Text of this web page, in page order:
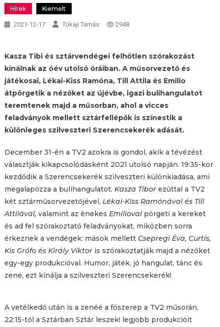
Hírek Kiemelt
2021-12-17 Tokaji Tamás 2948
Kasza Tibi és sztárvendégei felhőtlen szórakozást
kínálnak az óév utolsó óráiban. A műsorvezető és
játékosai, Lékai-Kiss Ramóna, Till Attila és Emilio
átpörgetik a nézőket az újévbe, igazi bulihangulatot
teremtenek majd a műsorban, ahol a vicces
feladványok mellett sztárfellépők is színestik a
különleges szilveszteri Szerencsekerék adását.
December 31-én a TV2 azokra is gondol, akik a tévézést
választják kikapcsolódásként 2021 utolsó napján. 19:35-kor
kezdődik a Szerencsekerék szilveszteri különkiadása, ami
megalapozza a bulihangulatot. Kasza Tiborezúttal a TV2
két sztárműsorvezetőjével, Lékai-Kiss Ramónával és Till
Attilával, valamint az énekes Emiliovalpörgeti a kereket
és ad fel szórakoztató feladványokat, miközben sorra
érkeznek a vendégek: mások mellett Csepregi Éva, Curtis,
Kis Grófo és Király Viktor is szórakoztatják majd a nézőket
egy-egy produkcióval. Humor, játék, jó hangulat, tánc és
zene, ezt kínálja a szilveszteri Szerencsekerék!
A vetélkedő után is a zenéé a főszerep a TV2 műsorán,
22:15-től a Sztárban Sztár leszek! legjobb produkcióit